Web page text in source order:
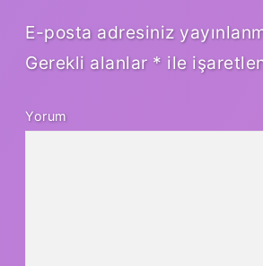
E-posta adresiniz
Gerekli alanlar * ile
Yorum